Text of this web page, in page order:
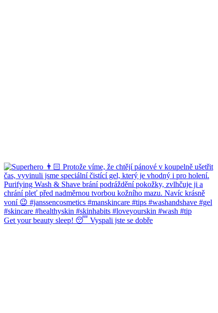
Get your beauty sleep! 😴 Vyspali jste se dobře